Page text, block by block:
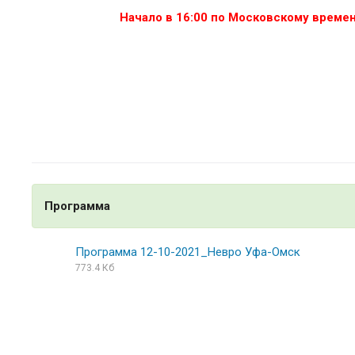
Начало в 16:00 по Московскому
Программа
Программа 12-10-2021_Невро Уфа-Омск
773.4 Кб